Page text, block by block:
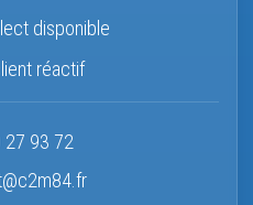
disponible
réactif
27 93 72